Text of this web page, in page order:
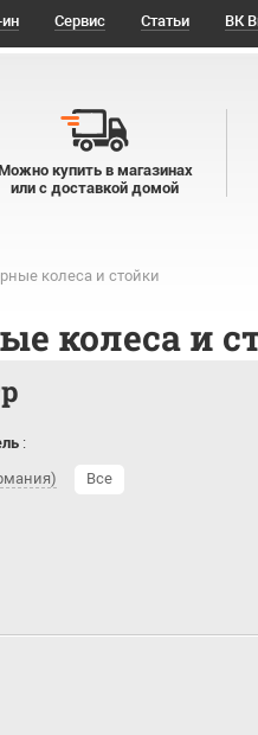
Сервис Статьи ВК
купить в магазинах
или с доставкой домой
колеса и стойки
колеса и
:
Все